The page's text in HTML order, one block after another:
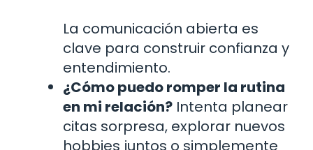
La comunicación abierta es
clave para construir confianza y
entendimiento.
¿Cómo puedo romper la rutina
en mi relación? Intenta planear
citas sorpresa, explorar nuevos
hobbies juntos o simplemente